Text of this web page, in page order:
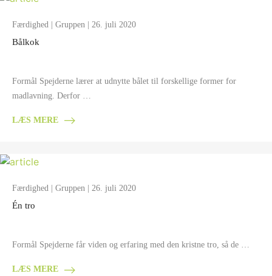
Færdighed | Gruppen | 26. juli 2020
Bålkok
Formål Spejderne lærer at udnytte bålet til forskellige former for
madlavning. Derfor …
LÆS MERE
Færdighed Gruppen | 26. juli 2020
Én tro
Formål Spejderne får viden og erfaring med den kristne tro, så de …
LÆS MERE